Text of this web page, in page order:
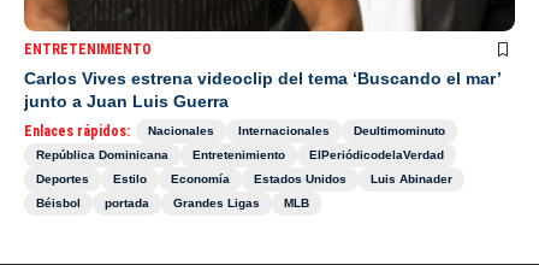
ENTRETENIMIENTO
Carlos Vives estrena videoclip del tema ‘Buscando el mar’
junto a Juan Luis Guerra
Enlaces rápidos: Nacionales Internacionales
Deultimominuto
República Dominicana
Entretenimiento
ElPeriódicodelaVerdad
Deportes
Estilo Economía Estados Unidos
Luis Abinader
Béisbol
portada Grandes Ligas MLB